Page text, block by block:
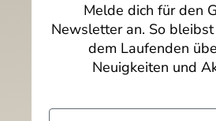
Melde dich für den
Newsletter an. So
dem Laufenden
Neuigkeiten und